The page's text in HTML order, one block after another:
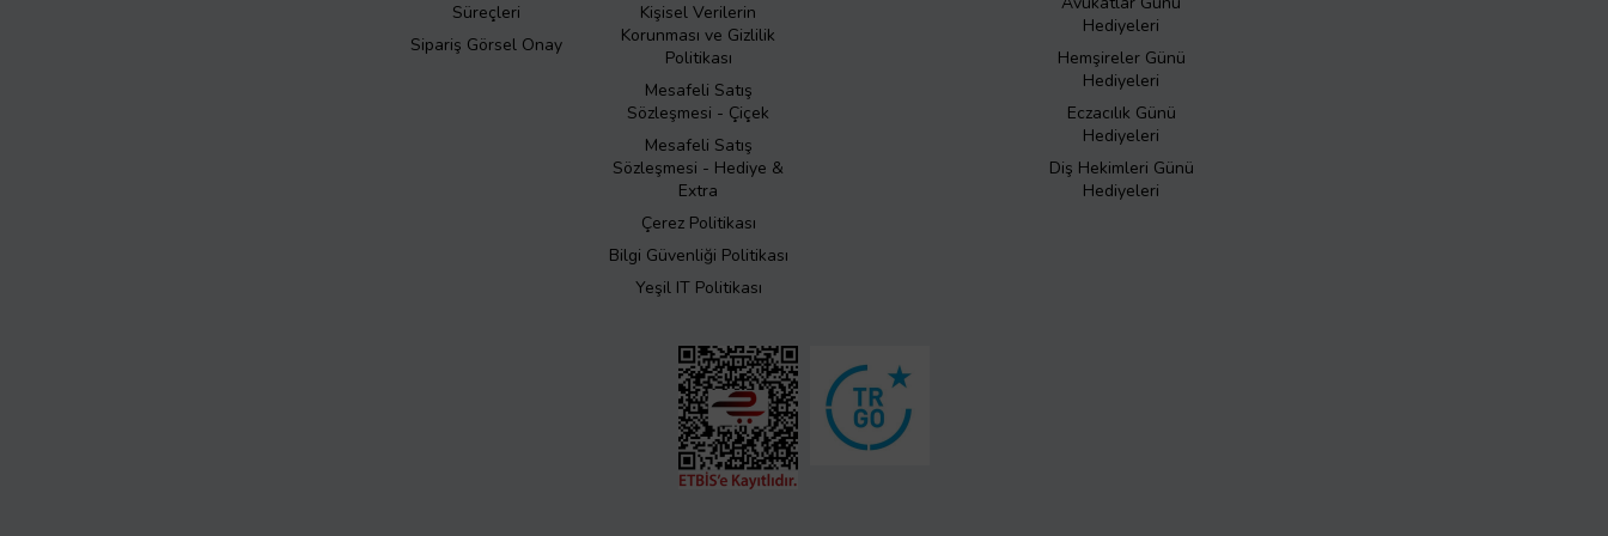
Süreçleri
Sipariş Görsel Onay
Kişisel Verilerin
Korunması ve Gizlilik
Politikası
Mesafeli Satış
Sözleşmesi - Çiçek
Mesafeli Satış
Sözleşmesi - Hediye &
Extra
Çerez Politikası
Bilgi Güvenliği Politikası
Yeşil IT Politikası
Hediyeleri
Hemşireler Günü
Hediyeleri
Eczacılık Günü
Hediyeleri
Diş Hekimleri Günü
Hediyeleri